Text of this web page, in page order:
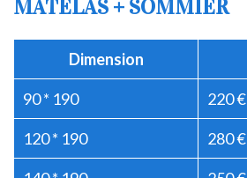
MATELAS + SOMMIER
Dimension
90 * 190 220 €
120 * 190 280 €